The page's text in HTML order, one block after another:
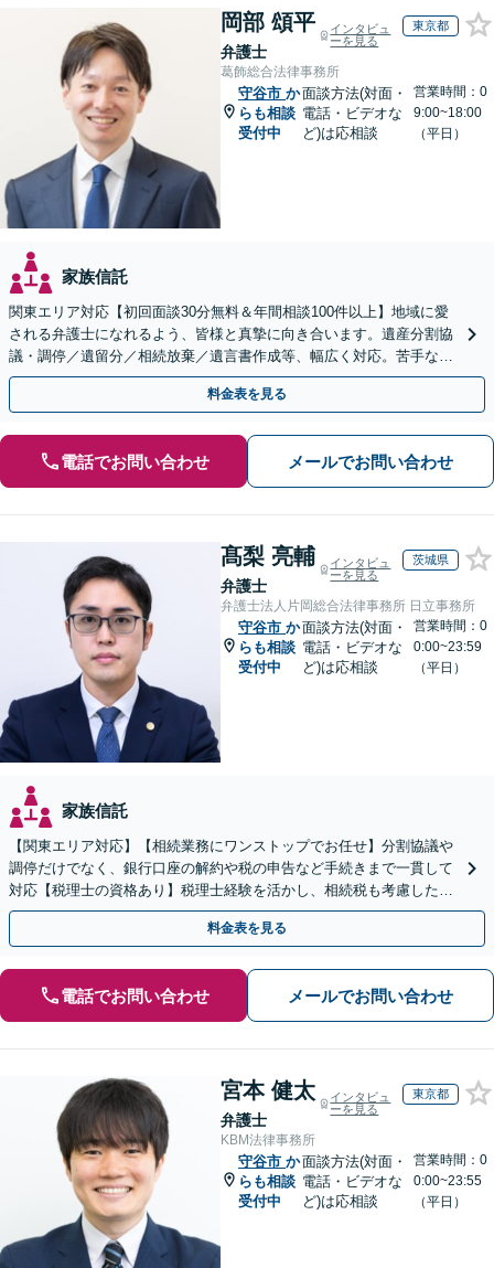
岡部 頌平
弁護士
インタビュ
ーを見る
東京都
葛飾総合法律事務所
守谷市 か
らも相談
受付中
面談方法(対面・
電話・ビデオな
ど)は応相談
営業時間：0
9:00~18:00
（平日）
家族信託
関東エリア対応【初回面談30分無料＆年間相談100件以上】地域に愛
される弁護士になれるよう、皆様と真摯に向き合います。遺産分割協
議・調停／遺留分／相続放棄／遺言書作成等、幅広く対応。苦手な親
族との交渉や書面作成等も◎【分かりやすい費用体系】
料金表を見る
電話でお問い合わせ メールでお問い合わせ
髙梨 亮輔
弁護士
インタビュ
ーを見る
茨城県
弁護士法人片岡総合法律事務所 日立事務所
守谷市 か
らも相談
受付中
面談方法(対面・
電話・ビデオな
ど)は応相談
営業時間：0
0:00~23:59
（平日）
家族信託
【関東エリア対応】【相続業務にワンストップでお任せ】分割協議や
調停だけでなく、銀行口座の解約や税の申告など手続きまで一貫して
対応【税理士の資格あり】税理士経験を活かし、相続税も考慮した相
続手続きもお任せください【初回相談無料】生前贈与も対応
料金表を見る
電話でお問い合わせ メールでお問い合わせ
宮本 健太
弁護士
インタビュ
ーを見る
東京都
KBM法律事務所
守谷市 か
らも相談
受付中
面談方法(対面・
電話・ビデオな
ど)は応相談
営業時間：0
0:00~23:55
（平日）